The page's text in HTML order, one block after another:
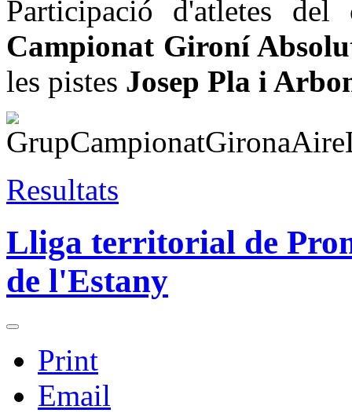
Participació d'atletes
Campionat Gironí
les pistes Josep Pla i
Resultats
Lliga territorial de
de l'Estany
Print
Email